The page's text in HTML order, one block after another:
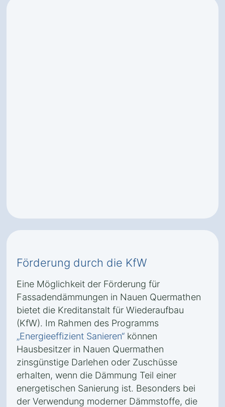
Förderung durch die KfW
Eine Möglichkeit der Förderung für
Fassadendämmungen in Nauen Quermathen
bietet die Kreditanstalt für Wiederaufbau
(KfW). Im Rahmen des Programms
„Energieeffizient Sanieren“ können
Hausbesitzer in Nauen Quermathen
zinsgünstige Darlehen oder Zuschüsse
erhalten, wenn die Dämmung Teil einer
energetischen Sanierung ist. Besonders bei
der Verwendung moderner Dämmstoffe, die